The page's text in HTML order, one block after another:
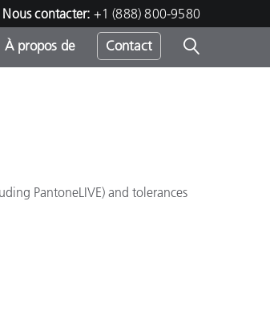
Nous contacter: +1 (888) 800-9580
À propos de Contact
PantoneLIVE) and tolerances